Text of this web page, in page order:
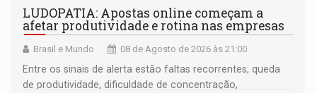
LUDOPATIA: Apostas online começam a
afetar produtividade e rotina nas empresas
Brasil e Mundo 08 de Agosto de 2026 às 21:00
Entre os sinais de alerta estão faltas recorrentes, queda
de produtividade, dificuldade de concentração,